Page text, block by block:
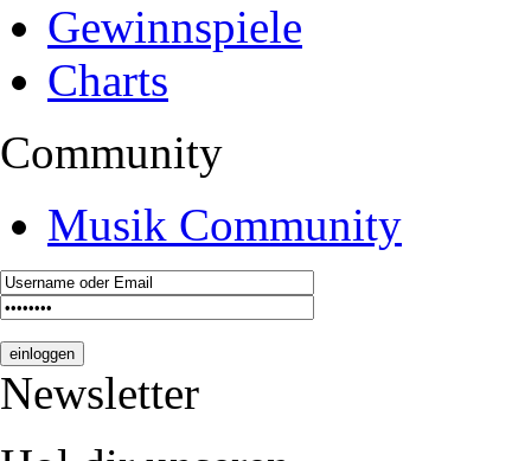
Gewinnspiele
Charts
Community
Musik Community
Newsletter